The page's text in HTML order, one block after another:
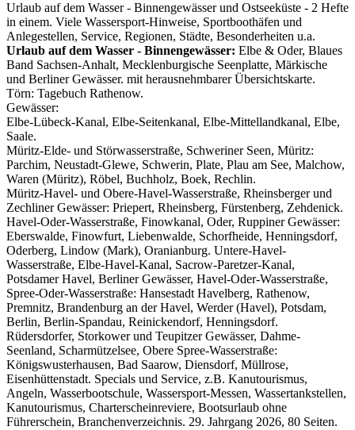
Urlaub auf dem Wasser - Binnengewässer und Ostseeküste - 2 Hefte
in einem. Viele Wassersport-Hinweise, Sportboothäfen und
Anlegestellen, Service, Regionen, Städte, Besonderheiten u.a.
Urlaub auf dem Wasser - Binnengewässer: Elbe & Oder, Blaues
Band Sachsen-Anhalt, Mecklenburgische Seenplatte, Märkische
und Berliner Gewässer. mit herausnehmbarer Übersichtskarte.
Törn: Tagebuch Rathenow.
Gewässer:
Elbe-Lübeck-Kanal, Elbe-Seitenkanal, Elbe-Mittellandkanal, Elbe,
Saale.
Müritz-Elde- und Störwasserstraße, Schweriner Seen, Müritz:
Parchim, Neustadt-Glewe, Schwerin, Plate, Plau am See, Malchow,
Waren (Müritz), Röbel, Buchholz, Boek, Rechlin.
Müritz-Havel- und Obere-Havel-Wasserstraße, Rheinsberger und
Zechliner Gewässer: Priepert, Rheinsberg, Fürstenberg, Zehdenick.
Havel-Oder-Wasserstraße, Finowkanal, Oder, Ruppiner Gewässer:
Eberswalde, Finowfurt, Liebenwalde, Schorfheide, Henningsdorf,
Oderberg, Lindow (Mark), Oranianburg. Untere-Havel-
Wasserstraße, Elbe-Havel-Kanal, Sacrow-Paretzer-Kanal,
Potsdamer Havel, Berliner Gewässer, Havel-Oder-Wasserstraße,
Spree-Oder-Wasserstraße: Hansestadt Havelberg, Rathenow,
Premnitz, Brandenburg an der Havel, Werder (Havel), Potsdam,
Berlin, Berlin-Spandau, Reinickendorf, Henningsdorf.
Rüdersdorfer, Storkower und Teupitzer Gewässer, Dahme-
Seenland, Scharmützelsee, Obere Spree-Wasserstraße:
Königswusterhausen, Bad Saarow, Diensdorf, Müllrose,
Eisenhüttenstadt. Specials und Service, z.B. Kanutourismus,
Angeln, Wasserbootschule, Wassersport-Messen, Wassertankstellen,
Kanutourismus, Charterscheinreviere, Bootsurlaub ohne
Führerschein, Branchenverzeichnis. 29. Jahrgang 2026, 80 Seiten.